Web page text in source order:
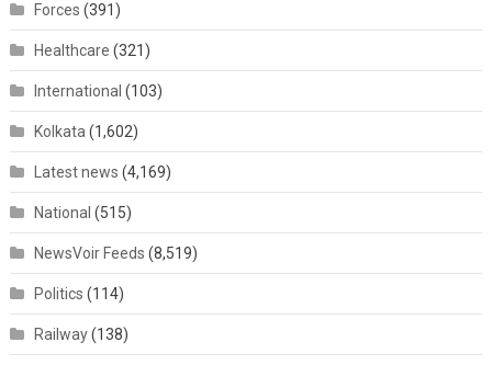
Forces (391)
Healthcare (321)
International (103)
Kolkata (1,602)
Latest news (4,169)
National (515)
NewsVoir Feeds (8,519)
Politics (114)
Railway(138)